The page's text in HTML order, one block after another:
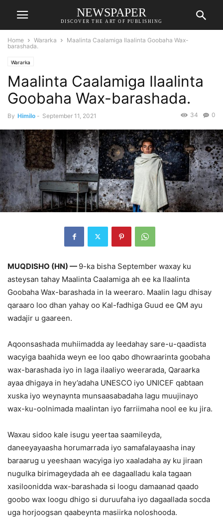
NEWSPAPER
DISCOVER THE ART OF PUBLISHING
Home Wararka
Maalinta Caalamiga Ilaalinta Goobaha Wax-
barashada.
Wararka
Maalinta Caalamiga Ilaalinta
Goobaha Wax-barashada.
By Himilo - September 11, 2021 0
34
MUQDISHO (HN) — 9-ka bisha September waxay ku
asteysan tahay Maalinta Caalamiga ah ee ka Ilaalinta
Goobaha Wax-barashada in la weeraro. Maalin lagu dhisay
qaraaro loo dhan yahay oo Kal-fadhiga Guud ee QM ayu
wadajir u gaareen.
Aqoonsashada muhiimadda ay leedahay sare-u-qaadista
wacyiga baahida weyn ee loo qabo dhowraarinta goobaha
wax-barashada iyo in laga ilaaliyo weerarada, Qaraarka
ayaa dhigaya in hey’adaha UNESCO iyo UNICEF qabtaan
xuska iyo weynaynta munsaasabadaha lagu muujinayo
wax-ku-oolnimada maalintan iyo farriimaha nool ee ku jira.
Waxau sidoo kale isugu yeertaa saamileyda,
daneeyayaasha horumarrada iyo samafalayaasha inay
baraarug u yeeshaan wacyiga iyo xaaladaha ay ku jiraan
nugulka birimageydada ah ee dagaalladu kala tagaan
xasiloonidda wax-barashada si loogu damaanad qaado
goobo wax loogu dhigo si duruufaha iyo dagaallada socda
uga horjoogsan qaabeynta masiirka noloshooda.